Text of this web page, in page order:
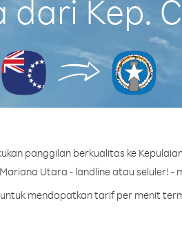
dari Kep.
panggilan berkualitas ke
Utara - landline atau seluler! -
mendapatkan tarif per menit